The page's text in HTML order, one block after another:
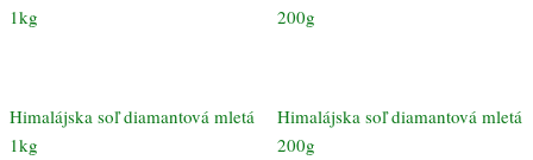
Himalájska soľ diamantová mletá
1kg
Himalájska soľ diamantová mletá
200g